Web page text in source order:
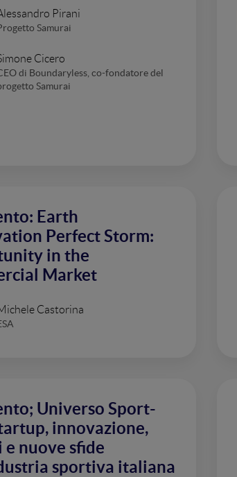
Pirani
Samurai
Cicero
di Boundaryless, co-fondatore del
Samurai
Earth
Perfect Storm:
in the
Market
Castorina
Universo Sport-
innovazione,
nuove sfide
sportiva italiana